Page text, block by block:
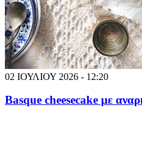
02 ΙΟΥΛΙΟΥ 2026 - 12:20
Basque cheesecake με